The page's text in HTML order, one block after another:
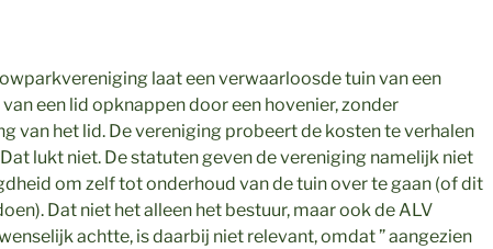
laat een verwaarloosde tuin van een
een lid opknappen door een hovenier, zonder
van het lid. De vereniging probeert de kosten te verhalen
lukt niet. De statuten geven de vereniging namelijk niet
om zelf tot onderhoud van de tuin over te gaan (of dit
Dat niet het alleen het bestuur, maar ook de ALV
achtte, is daarbij niet relevant, omdat ” aangezien